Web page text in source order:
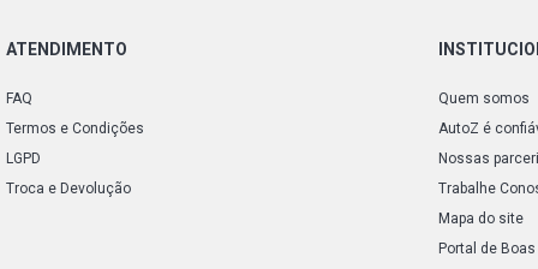
ATENDIMENTO
FAQ
Termos e Condições
LGPD
Troca e Devolução
Quem somos
AutoZ é
Nossas
Trabalhe
Mapa do site
Portal de